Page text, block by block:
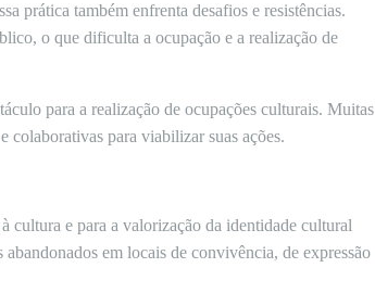
prática também enfrenta desafios e resistências.
o que dificulta a ocupação e a realização de
para a realização de ocupações culturais. Muitas
colaborativas para viabilizar suas ações.
cultura e para a valorização da identidade cultural
em locais de convivência, de expressão